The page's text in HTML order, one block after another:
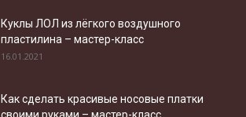
Куклы ЛОЛ из лёгкого воздушного
пластилина – мастер-класс
16.01.2021
Как сделать красивые носовые платки